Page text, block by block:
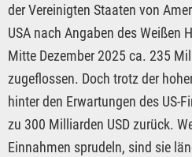
der Vereinigten Staaten von
USA nach Angaben des Weißen
Mitte Dezember 2025 ca. 235
zugeflossen. Doch trotz der
hinter den Erwartungen des US-
zu 300 Milliarden USD zurück.
Einnahmen sprudeln, sind sie